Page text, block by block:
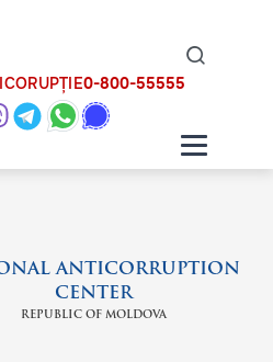
0-800-55555
ANTICORRUPTION
CENTER
REPUBLIC OF MOLDOVA